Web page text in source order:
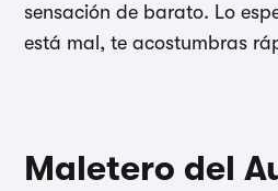
sensación de barato. Lo
está mal, te acostumbras
Maletero del